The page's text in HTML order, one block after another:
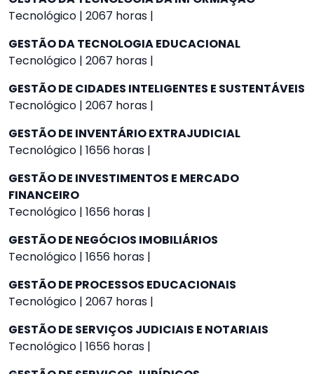
Tecnológico | 2067 horas |
GESTÃO DA TECNOLOGIA EDUCACIONAL
Tecnológico | 2067 horas |
GESTÃO DE CIDADES INTELIGENTES E SUSTENTÁVEIS
Tecnológico | 2067 horas |
GESTÃO DE INVENTÁRIO EXTRAJUDICIAL
Tecnológico | 1656 horas |
GESTÃO DE INVESTIMENTOS E MERCADO
FINANCEIRO
Tecnológico | 1656 horas |
GESTÃO DE NEGÓCIOS IMOBILIÁRIOS
Tecnológico | 1656 horas |
GESTÃO DE PROCESSOS EDUCACIONAIS
Tecnológico | 2067 horas |
GESTÃO DE SERVIÇOS JUDICIAIS E NOTARIAIS
Tecnológico | 1656 horas |